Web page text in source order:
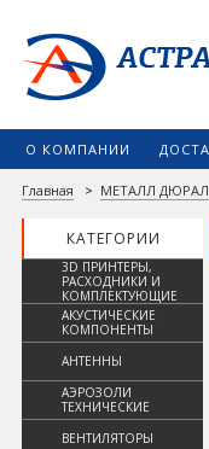
О КОМПАНИИ
Главная > МЕТАЛЛ
КАТЕГОРИИ
3D ПРИНТЕРЫ,
РАСХОДНИКИ И
КОМПЛЕКТУЮЩИЕ
АКУСТИЧЕСКИЕ
КОМПОНЕНТЫ
АНТЕННЫ
АЭРОЗОЛИ
ТЕХНИЧЕСКИЕ
ВЕНТИЛЯТОРЫ